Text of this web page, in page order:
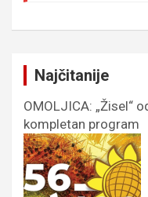
Najčitanije
OMOLJICA: „Žisel“
kompletan program